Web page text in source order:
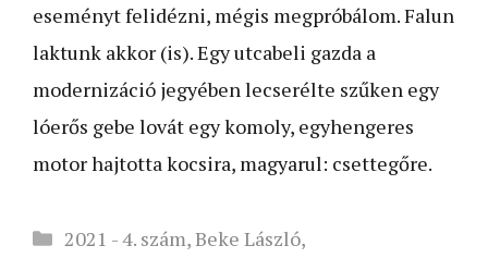
eseményt felidézni, mégis megpróbálom. Falun
laktunk akkor (is). Egy utcabeli gazda a
modernizáció jegyében lecserélte szűken egy
lóerős gebe lovát egy komoly, egyhengeres
motor hajtotta kocsira, magyarul: csettegőre.
Kategória
2021 - 4. szám,Beke László,